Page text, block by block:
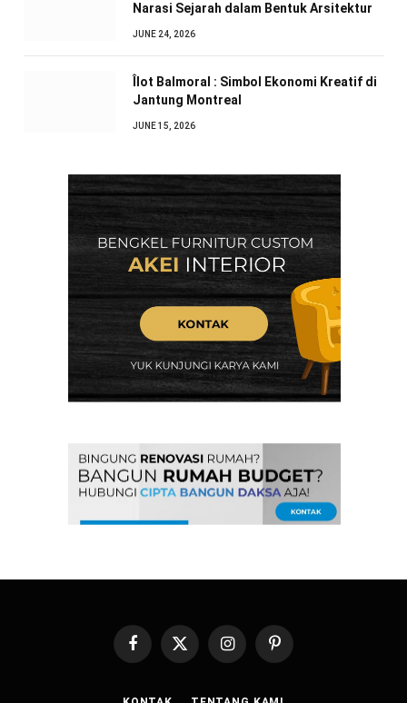
Narasi Sejarah dalam Bentuk Arsitektur
JUNE 24, 2026
Îlot Balmoral : Simbol Ekonomi Kreatif di
Jantung Montreal
JUNE 15, 2026
FacebookX
(Twitter)
InstagramPinterest